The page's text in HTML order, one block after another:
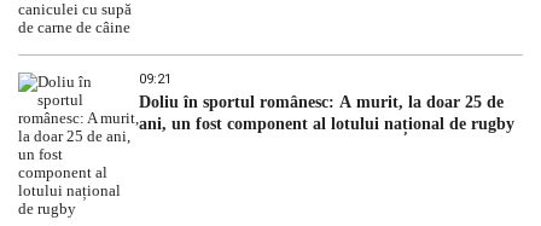
09:21
Doliu în sportul românesc: A murit, la doar 25 de
ani, un fost component al lotului național de rugby